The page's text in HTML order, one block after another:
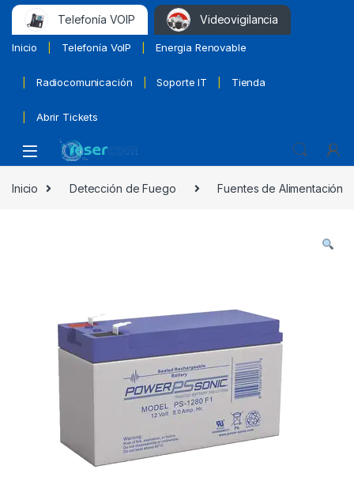
Telefonía VOIP Videovigilancia
Inicio Telefonía VoIP Energia Renovable
Radiocomunicación Soporte IT Tienda
Abrir Tickets
Inicio Detección de Fuego Fuentes de Alimentación